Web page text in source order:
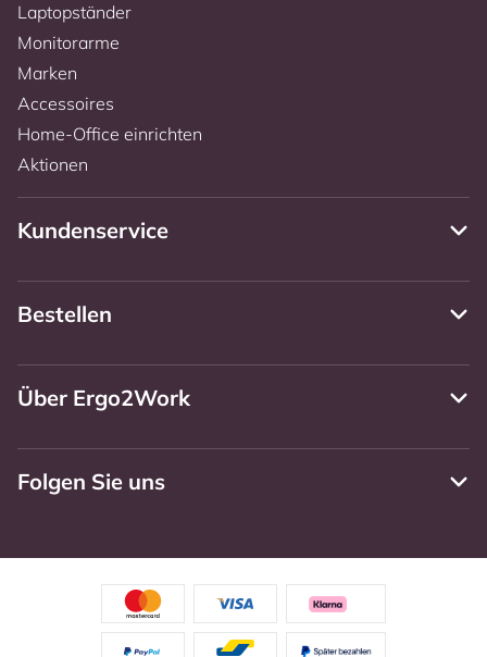
Laptopständer
Monitorarme
Marken
Accessoires
Home-Office einrichten
Aktionen
Kundenservice
Bestellen
Über Ergo2Work
Folgen Sie uns